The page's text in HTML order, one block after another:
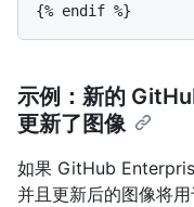
示例：新的
更新了图像
如果 GitHub
并且更新后的图像将